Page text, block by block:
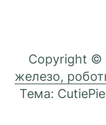
Copyright ©
железо,
Тема: